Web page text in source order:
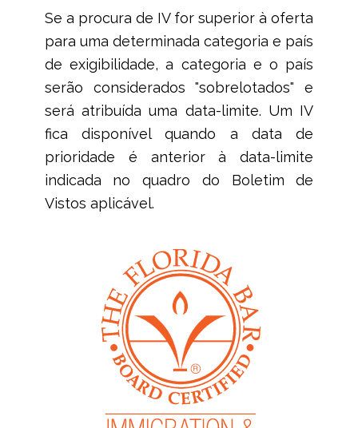
Se a procura de IV for superior à oferta
para uma determinada categoria e país
de exigibilidade, a categoria e o país
serão considerados "sobrelotados" e
será atribuída uma data-limite. Um IV
fica disponível quando a data de
prioridade é anterior à data-limite
indicada no quadro do Boletim de
Vistos aplicável.